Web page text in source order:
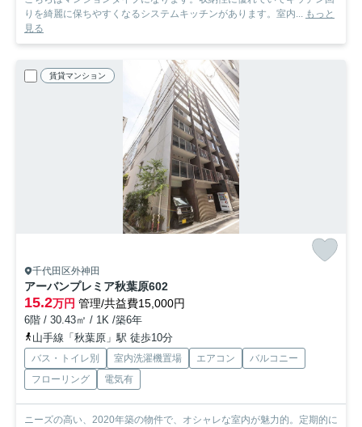
りを綺麗に保ちやすくなるシステムキッチンがあります。室内...
もっと
見る
賃貸マンション
千代田区外神田
アーバンプレミア秋葉原602
15.2万円 管理/共益費15,000円
6階 / 30.43㎡ / 1K /築6年
山手線「秋葉原」駅 徒歩10分
バス・トイレ別 室内洗濯機置場 エアコン
バルコニー
フローリング
電気有
ニーズの高い、2020年築の物件で、オシャレな室内が魅力的。定期的に